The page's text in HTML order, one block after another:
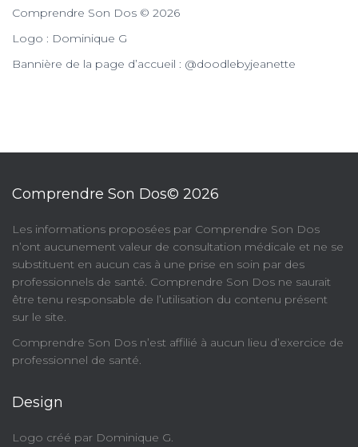
Comprendre Son Dos © 2026
Logo : Dominique G
Bannière de la page d’accueil : @doodlebyjeanette
Comprendre Son Dos© 2026
​Les informations proposées par Comprendre Son Dos
n’ont aucunement valeur de consultation médicale et ne se
substituent en aucun cas à une prise en soin par des
professionnels de santé. Comprendre Son Dos ne saurait
être tenu responsable de l’utilisation du contenu présent
sur le site.
Comprendre Son Dos n’est affilié à aucun lieu d’exercice de
professionnel de santé.
Design
Logo créé par Dominique G.